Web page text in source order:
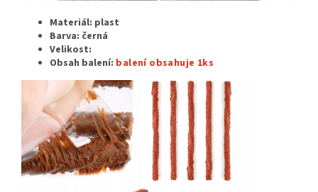
Materiál: plast
Barva: černá
Velikost:
Obsah balení: balení obsahuje 1ks